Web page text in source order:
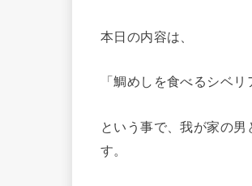
本日の内容は、
「鯛めしを食べるシベリ
という事で、我が家の
す。